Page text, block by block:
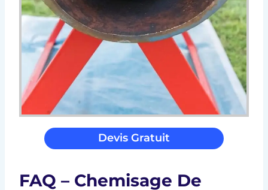
Devis Gratuit
FAQ – Chemisage De